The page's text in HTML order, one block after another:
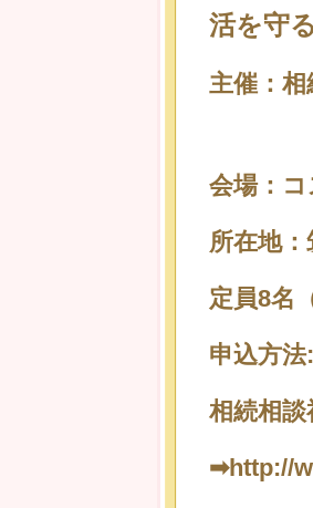
活を守
主催：相
会場：
所在地
定員8名
申込方
相続相
➡http://